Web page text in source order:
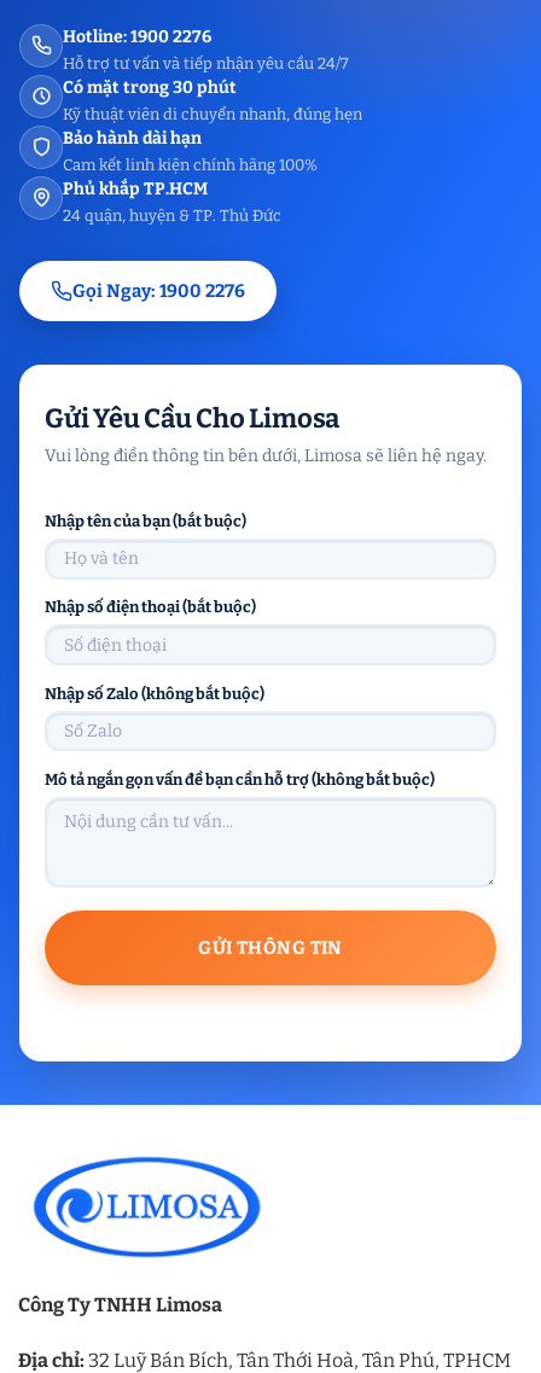
Hotline: 1900 2276
Hỗ trợ tư vấn và tiếp nhận yêu cầu 24/7
Có mặt trong 30 phút
Kỹ thuật viên di chuyển nhanh, đúng hẹn
Bảo hành dài hạn
Cam kết linh kiện chính hãng 100%
Phủ khắp TP.HCM
24 quận, huyện & TP. Thủ Đức
Gọi Ngay: 1900 2276
Gửi Yêu Cầu Cho Limosa
Vui lòng điền thông tin bên dưới, Limosa sẽ liên hệ ngay.
Nhập tên của bạn (bắt buộc)
Nhập số điện thoại (bắt buộc)
Nhập số Zalo (không bắt buộc)
Mô tả ngắn gọn vấn đề bạn cần hỗ trợ (không bắt buộc)
Công Ty TNHH Limosa
Địa chỉ: 32 Luỹ Bán Bích, Tân Thới Hoà, Tân Phú, TPHCM